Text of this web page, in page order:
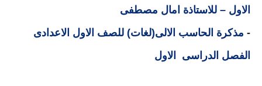
الاول – للاستاذة امال مصطفى
- مذكرة الحاسب الالى(لغات) للصف الاول الاعدادى
الفصل الدراسى الاول